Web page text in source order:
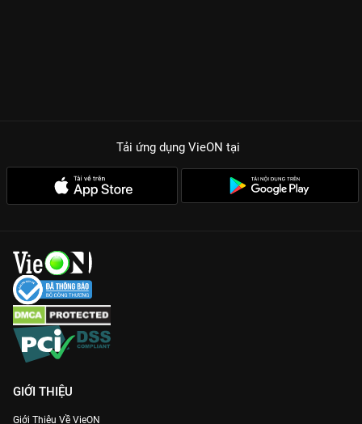
Tải ứng dụng VieON tại
GIỚI THIỆU
Giới Thiệu Về VieON